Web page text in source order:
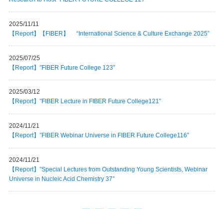
2025/11/11
【Report】【FIBER】 “International Science & Culture Exchange 2025”
2025/07/25
【Report】”FIBER Future College 123″
2025/03/12
【Report】”FIBER Lecture in FIBER Future College121″
2024/11/21
【Report】”FIBER Webinar Universe in FIBER Future College116″
2024/11/21
【Report】”Special Lectures from Outstanding Young Scientists, Webinar
Universe in Nucleic Acid Chemistry 37″